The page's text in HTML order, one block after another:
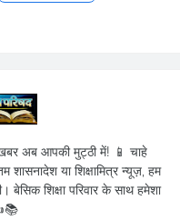
खबर अब आपकी मुट्ठी में! 📱 चाहे
शासनादेश या शिक्षामित्र न्यूज़, हम
शिक्षा परिवार के साथ हमेशा